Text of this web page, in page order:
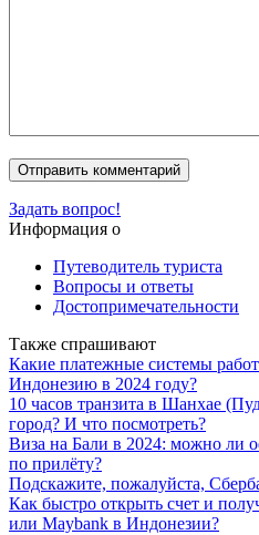
Задать вопрос!
Информация о
Путеводитель туриста
Вопросы и ответы
Достопримечательности
Также спрашивают
Какие платежные системы
Индонезию в 2024 году?
10 часов транзита в Шанхае
город? И что посмотреть?
Виза на Бали в 2024: можно ли
по прилёту?
Подскажите, пожалуйста,
Как быстро открыть счет и
или Maybank в Индонезии?